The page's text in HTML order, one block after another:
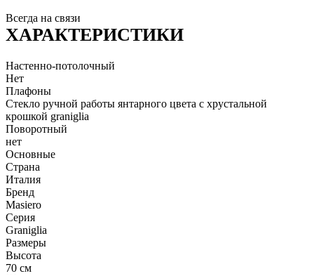
Всегда на связи
ХАРАКТЕРИСТИКИ
Настенно-потолочный
Нет
Плафоны
Стекло ручной работы янтарного цвета с хрустальной
крошкой graniglia
Поворотный
нет
Основные
Страна
Италия
Бренд
Masiero
Серия
Graniglia
Размеры
Высота
70 см